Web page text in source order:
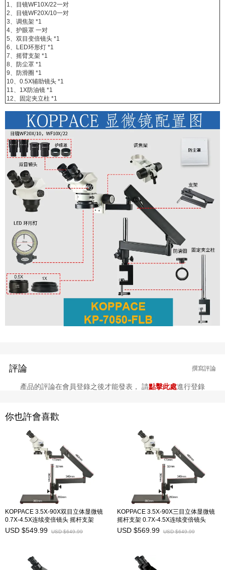
1、目镜WF10X/22一对
2、目镜WF20X/10一对
3、调焦架 *1
4、护眼罩 一对
5、双目变倍镜头 *1
6、LED环形灯 *1
7、摇臂支架 *1
8、防尘罩 *1
9、防滑圈 *1
10、0.5X辅助镜头 *1
11、1X防油镜 *1
12、固定夹立柱 *1
評論 撰寫評論
產品的評論在會員登錄之後才能發表， 請點擊此處進行登錄
你也許會喜歡
KOPPACE 3.5X-90X双目立体显微镜
0.7X-4.5X连续变倍镜头 摇杆支架
USD $549.99 USD $649.99
KOPPACE 3.5X-90X三目立体显微镜
摇杆支架 0.7X-4.5X连续变倍镜头
USD $569.99 USD $649.99